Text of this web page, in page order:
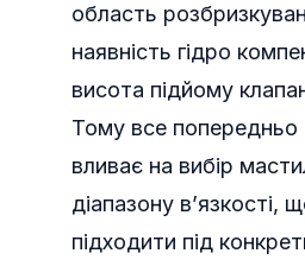
область
наявність гідро
висота підйому
Тому все попередньо
вливає на вибір
діапазону в’язкості,
підходити під